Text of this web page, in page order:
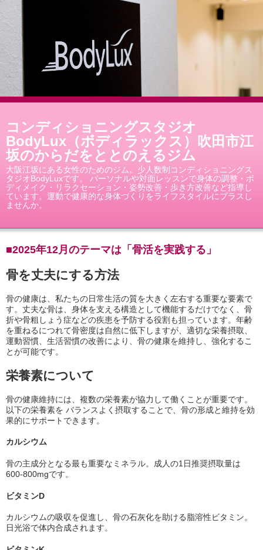
コンディショニングスタジオ
BodyLux（ボディラックス）吹田市江
坂のからだをととのえるジム
大阪江坂にある女性のためのジム。少人数制コンディショニングス
タジオBodyLuxです。 パーソナルや対面レッスンで身体の調整・ボ
ディメイク・リラクセーション・姿勢改善・歩き方改善など指導し
ています。運動で健康的な身体づくりをライフスタイルにプラスし
ませんか。
■2025年12月のテーマは「骨活を実践する」
骨を丈夫にする方法
骨の健康は、私たちの日常生活の質を大きく左右する重要な要素で
す。丈夫な骨は、身体を支える構造として機能するだけでなく、骨
折や骨粗しょう症などの疾患を予防する役割も担っています。年齢
を重ねるにつれて骨密度は自然に低下しますが、適切な栄養摂取、
運動習慣、生活習慣の改善により、骨の健康を維持し、強化するこ
とが可能です。
栄養素について
骨の健康維持には、複数の栄養素が協力して働くことが重要です。
以下の栄養素を バランスよく摂取することで、骨の形成と維持を効
果的にサポートできます。
カルシウム
骨の主成分となる最も重要なミネラル。成人の1日推奨摂取量は
600-800mgです。
ビタミンD
カルシウムの吸収を促進し、骨の石灰化を助ける脂溶性ビタミン。
日光浴で体内合成されます。